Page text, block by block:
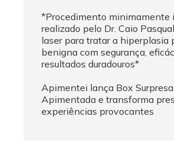
*Procedimento minimamente
realizado pelo Dr. Caio
laser para tratar a hiperplasia
benigna com segurança,
resultados duradouros*
Apimentei lança Box Surpresa
Apimentada e transforma
experiências provocantes